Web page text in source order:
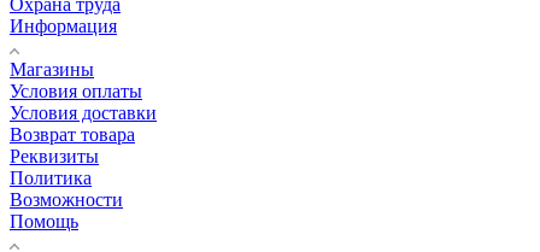
Охрана труда
Информация
Магазины
Условия оплаты
Условия доставки
Возврат товара
Реквизиты
Политика
Возможности
Помощь